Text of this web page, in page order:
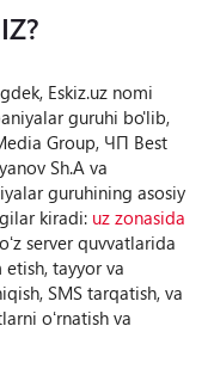
Eskiz.uz nomi
guruhi bo'lib,
Group, ЧП Best
Sh.A va
guruhining asosiy
kiradi: uz zonasida
server quvvatlarida
tayyor va
SMS tarqatish, va
oʻrnatish va